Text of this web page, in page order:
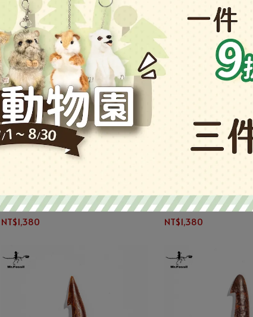
NT$1,380
NT$1,380
努米底亞帆鋸鰩牙#21
NT$1,380
努米底亞帆鋸鰩牙#22
NT$1,380